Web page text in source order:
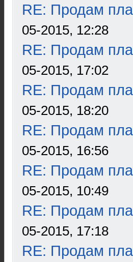
RE: Продам
05-2015, 12:28
RE: Продам
05-2015, 17:02
RE: Продам
05-2015, 18:20
RE: Продам
05-2015, 16:56
RE: Продам
05-2015, 10:49
RE: Продам
05-2015, 17:18
RE: Продам